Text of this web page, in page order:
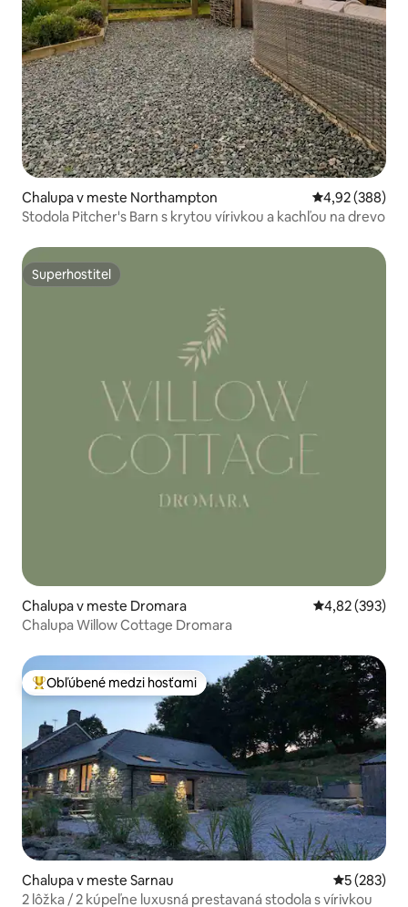
Chalupa v meste Northampton Priemerné
4,92 (388)
Stodola Pitcher's Barn s krytou vírivkou a kachľou na drevo
Superhostiteľ
Superhostiteľ
Chalupa v meste Dromara Priemerné
4,82 (393)
Chalupa Willow Cottage Dromara
Najobľúbenejšie medzi hosťami
Obľúbené medzi hosťami
Chalupa v meste Sarnau Priemerné
5 (283)
2 lôžka / 2 kúpeľne luxusná prestavaná stodola s vírivkou